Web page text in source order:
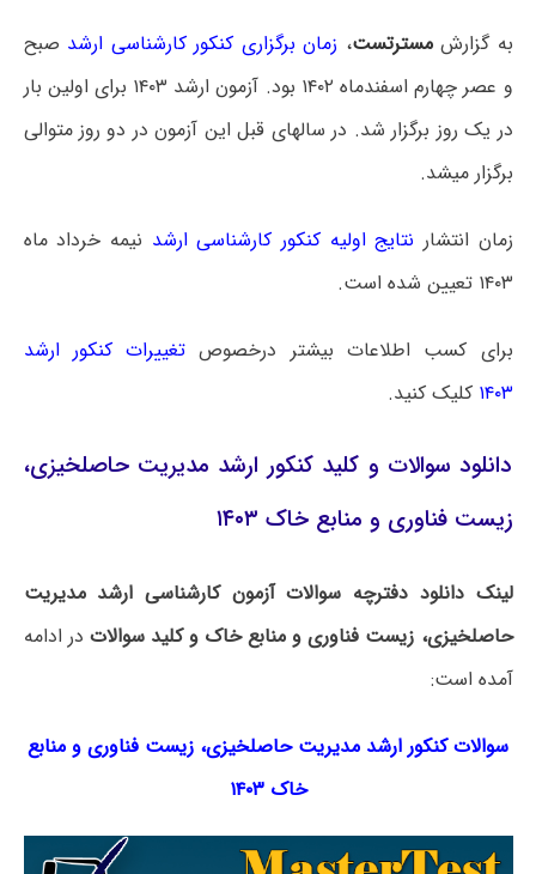
به گزارشمسترتست، زمان برگزاری کنکور کارشناسی ارشد صبح
و عصر چهارم اسفندماه ۱۴۰۲ بود. آزمون ارشد ۱۴۰۳ برای اولین بار
در یک روز برگزار شد. در سالهای قبل این آزمون در دو روز متوالی
برگزار میشد.
زمان انتشار نتایج اولیه کنکور کارشناسی ارشد نیمه خرداد ماه
۱۴۰۳ تعیین شده است.
برای کسب اطلاعات بیشتر درخصوص تغییرات کنکور ارشد
۱۴۰۳ کلیک کنید.
دانلود سوالات و کلید کنکور ارشد مدیریت حاصلخیزی،
زیست فناوری و منابع خاک ۱۴۰۳
لینک دانلود دفترچه سوالات آزمون کارشناسی ارشد مدیریت
حاصلخیزی، زیست فناوری و منابع خاک و کلید سوالات در ادامه
آمده است:
سوالات کنکور ارشد مدیریت حاصلخیزی، زیست فناوری و منابع
خاک ۱۴۰۳